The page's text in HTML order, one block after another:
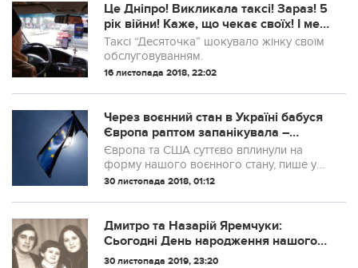
Це Дніпро! Викликала таксі! Зараз! 5
рік війни! Каже, що чекає своїх! І мені
треба сказати і підтримати його і тоді
повезе
Таксі “Десяточка” шокувало жінку своїм
обслуговуванням.
16 листопада 2018, 22:02
Через воєнний стан в Україні бабуся
Європа раптом запанікувала –
Рибачук
Європа та США суттєво вплинули на
форму нашого воєнного стану, пише у
своєму блозі на «Новому часі» колишній
європейської інтеграції Олег РИБАЧУК. Я
...
30 листопада 2018, 01:12
Дмитро та Назарій Яремчуки:
Сьогодні День народження нашого
тата. Цього дня в нашому домі
30 листопада 2019, 23:20